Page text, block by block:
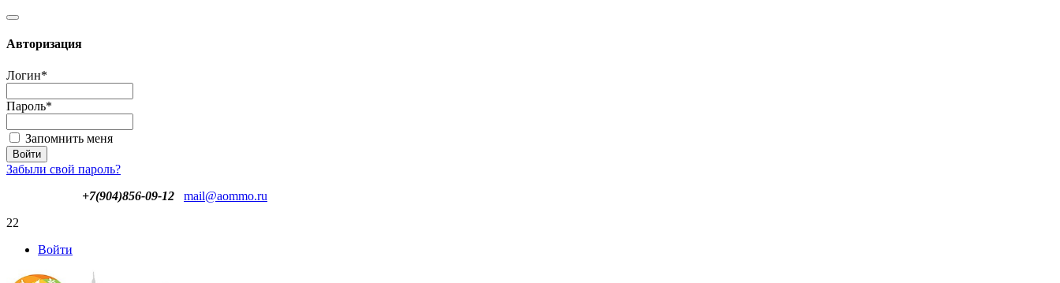
Авторизация
Логин*
Пароль*
Запомнить меня
Забыли свой пароль?
+7(904)856-09-12
mail@aommo.ru
22
Войти